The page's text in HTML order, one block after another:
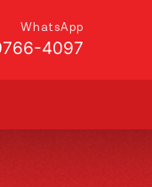
WhatsApp
4097